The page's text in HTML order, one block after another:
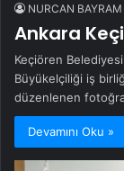
NURCAN BAYRAM
Ankara
Keçiören
Büyükelçiliği iş
düzenlenen
Devamını Oku »